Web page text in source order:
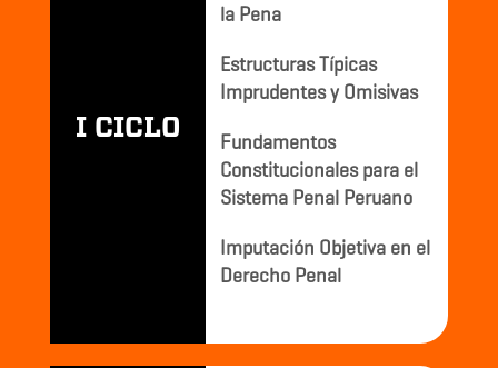
I CICLO
la Pena
Estructuras Típicas
Imprudentes y Omisivas
Fundamentos
Constitucionales para el
Sistema Penal Peruano
Imputación Objetiva en el
Derecho Penal